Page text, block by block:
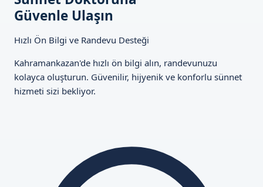
Güvenle Ulaşın
Hızlı Ön Bilgi ve Randevu Desteği
Kahramankazan'de hızlı ön bilgi alın, randevunuzu
kolayca oluşturun. Güvenilir, hijyenik ve konforlu sünnet
hizmeti sizi bekliyor.